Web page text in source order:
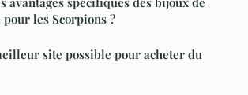
les Scorpions ?
site possible pour acheter du